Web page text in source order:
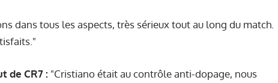
dans tous les aspects, très sérieux tout au long du match.
de CR7 : "Cristiano était au contrôle anti-dopage, nous